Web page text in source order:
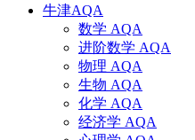
牛津AQA
数学 AQA
进阶数学 AQA
物理 AQA
生物 AQA
化学 AQA
经济学 AQA